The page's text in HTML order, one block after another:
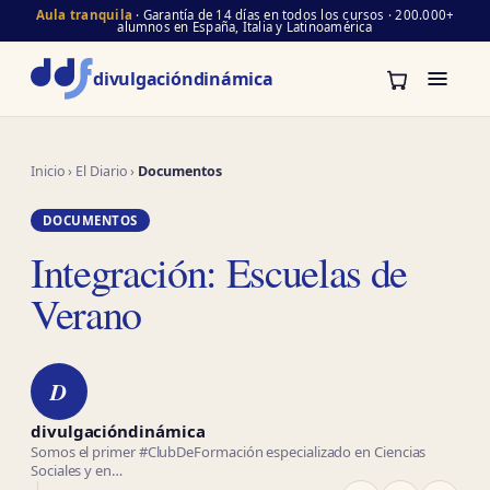
Aula tranquila · Garantía de 14 días en todos los cursos · 200.000+
alumnos en España, Italia y Latinoamérica
divulgacióndinámica
Inicio› El Diario› Documentos
DOCUMENTOS
Integración: Escuelas de
Verano
D
divulgacióndinámica
Somos el primer #ClubDeFormación especializado en Ciencias
Sociales y en…